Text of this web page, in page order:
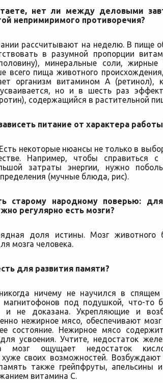
нет ли между деловыми
непримиримого противоречия?
рассчитывают на неделю. В пище
в разумной пропорции
минеральные соли, жирные
всего пища животного
организм витамином А (ретинол),
но и в шесть раз
содержащийся в растительной
питание от характера
некоторые нюансы не только в
Например, чтобы справиться с
затраты энергии, нужно
(мучные блюда, рис).
старому народному поверью: для
регулярно есть мозги?
доля истины. Мозг животного
мозга человека.
для развития памяти?
ничему не научился в спящем
магнитофонов под подушкой, что-то
и не доказана. Укрепляющие и
нежирное мясо, обеспечивают мозг
состояние. Нежирное мясо
усвоения. Учтите, недостаток
мозг ощущает недостаток
хуже своих возможностей.
также грейпфруты, апельсины
витамина С.